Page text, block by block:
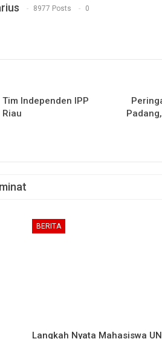
8977 Posts 0
Independen IPP
BERITA
Langkah Nyata Mahasiswa